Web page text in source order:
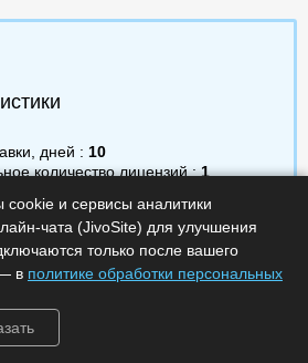
дней : 10
количество лицензий :1
заказа :в рабочее время
и сервисы аналитики
чата (JivoSite) для улучшения
только после вашего
в политике обработки персональных